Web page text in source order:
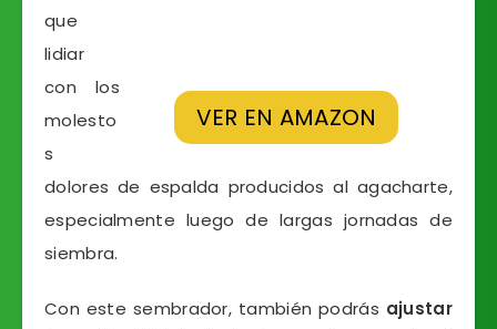
VER EN AMAZON
que
lidiar
con los
molesto
s
dolores de espalda producidos al agacharte,
especialmente luego de largas jornadas de
siembra.
Con este sembrador, también podrás ajustar